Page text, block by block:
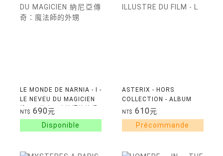
LE MONDE DE NARNIA - I -
LE NEVEU DU MAGICIEN
納尼亞傳奇：魔法師的外甥
NT$ 690元
ASTERIX - HORS
COLLECTION - ALBUM
ILLUSTRE DU FILM -
L'EMPIRE DU MILIEU
NT$ 610元